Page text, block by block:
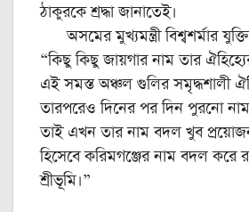
ঠাকুরকে শ্রদ্ধা জানাতেই।
অসমের মুখ্যমন্ত্রী বিশ্বশর্মার
“কিছু কিছু জায়গার নাম তার
এই সমস্ত অঞ্চল গুলির সমৃদ্ধশালী
তারপরেও দিনের পর দিন পুরনো
তাই এখন তার নাম বদল খুব
হিসেবে করিমগঞ্জের নাম বদল করে
শ্রীভূমি।”